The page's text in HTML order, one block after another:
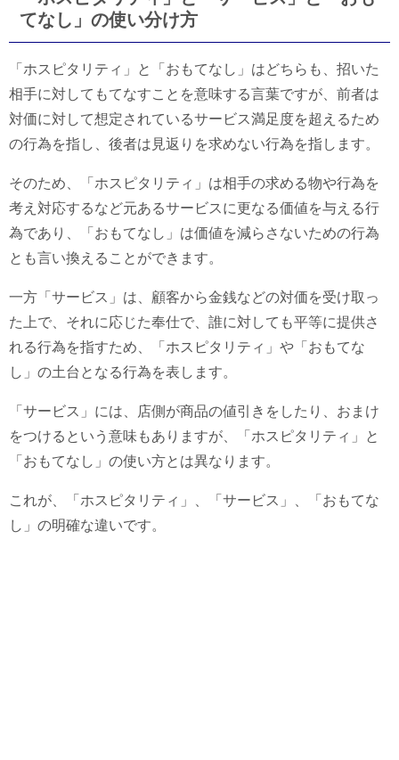
てなし」の使い分け方
「ホスピタリティ」と「おもてなし」はどちらも、招いた
相手に対してもてなすことを意味する言葉ですが、前者は
対価に対して想定されているサービス満足度を超えるため
の行為を指し、後者は見返りを求めない行為を指します。
そのため、「ホスピタリティ」は相手の求める物や行為を
考え対応するなど元あるサービスに更なる価値を与える行
為であり、「おもてなし」は価値を減らさないための行為
とも言い換えることができます。
一方「サービス」は、顧客から金銭などの対価を受け取っ
た上で、それに応じた奉仕で、誰に対しても平等に提供さ
れる行為を指すため、「ホスピタリティ」や「おもてな
し」の土台となる行為を表します。
「サービス」には、店側が商品の値引きをしたり、おまけ
をつけるという意味もありますが、「ホスピタリティ」と
「おもてなし」の使い方とは異なります。
これが、「ホスピタリティ」、「サービス」、「おもてな
し」の明確な違いです。